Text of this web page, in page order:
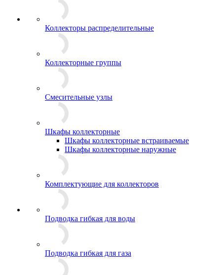
Коллекторы распределительные
Коллекторные группы
Смесительные узлы
Шкафы коллекторные
Шкафы коллекторные встраиваемые
Шкафы коллекторные наружные
Комплектующие для коллекторов
Подводка гибкая для воды
Подводка гибкая для газа